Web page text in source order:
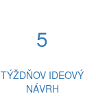
5
TÝŽDŇOV IDEOVÝ
NÁVRH